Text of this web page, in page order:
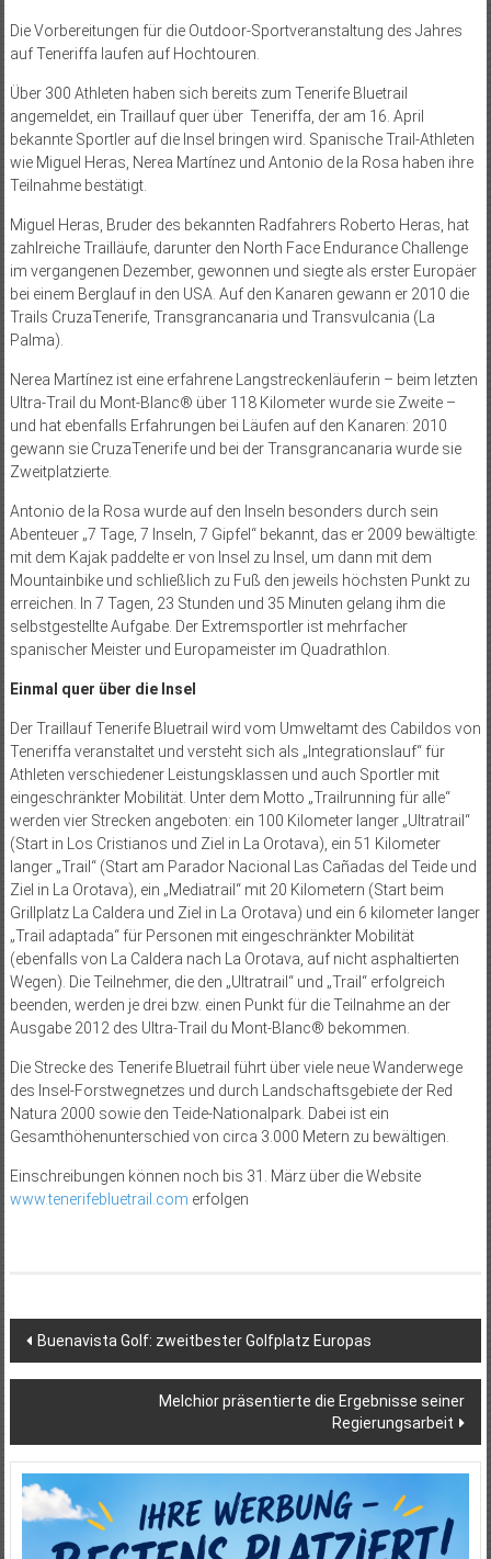
Die Vorbereitungen für die Outdoor-Sportveranstaltung des Jahres
auf Teneriffa laufen auf Hochtouren.
Über 300 Athleten haben sich bereits zum Tenerife Bluetrail
angemeldet, ein Traillauf quer über Teneriffa, der am 16. April
bekannte Sportler auf die Insel bringen wird. Spanische Trail-Athleten
wie Miguel Heras, Nerea Martínez und Antonio de la Rosa haben ihre
Teilnahme bestätigt.
Miguel Heras, Bruder des bekannten Radfahrers Roberto Heras, hat
zahlreiche Trailläufe, darunter den North Face Endurance Challenge
im vergangenen Dezember, gewonnen und siegte als erster Europäer
bei einem Berglauf in den USA. Auf den Kanaren gewann er 2010 die
Trails CruzaTenerife, Transgrancanaria und Transvulcania (La
Palma).
Nerea Martínez ist eine erfahrene Langstreckenläuferin – beim letzten
Ultra-Trail du Mont-Blanc® über 118 Kilometer wurde sie Zweite –
und hat ebenfalls Erfahrungen bei Läufen auf den Kanaren: 2010
gewann sie CruzaTenerife und bei der Transgrancanaria wurde sie
Zweitplatzierte.
Antonio de la Rosa wurde auf den Inseln besonders durch sein
Abenteuer „7 Tage, 7 Inseln, 7 Gipfel“ bekannt, das er 2009 bewältigte:
mit dem Kajak paddelte er von Insel zu Insel, um dann mit dem
Mountainbike und schließ­lich zu Fuß den jeweils höchs­ten Punkt zu
erreichen. In 7 Tagen, 23 Stunden und 35 Minuten gelang ihm die
selbstgestellte Aufgabe. Der Extremsportler ist mehrfacher
spanischer Meister und Europameister im Quadrathlon.
Einmal quer über die Insel
Der Traillauf Tenerife Bluetrail wird vom Umweltamt des Cabildos von
Teneriffa veranstaltet und versteht sich als „Integrationslauf“ für
Athleten verschiedener Leistungsklassen und auch Sportler mit
eingeschränkter Mobilität. Unter dem Motto „Trailrunning für alle“
werden vier Strecken angeboten: ein 100 Kilometer langer „Ultratrail“
(Start in Los Cristianos und Ziel in La Orotava), ein 51 Kilometer
langer „Trail“ (Start am Parador Nacional Las Cañadas del Teide und
Ziel in La Orotava), ein „Mediatrail“ mit 20 Kilometern (Start beim
Grillplatz La Caldera und Ziel in La Orotava) und ein 6 kilometer langer
„Trail adaptada“ für Personen mit eingeschränkter Mobilität
(ebenfalls von La Caldera nach La Orotava, auf nicht asphaltierten
Wegen). Die Teilnehmer, die den „Ultratrail“ und „Trail“ erfolgreich
beenden, werden je drei bzw. einen Punkt für die Teilnahme an der
Ausgabe 2012 des Ultra-Trail du Mont-Blanc® bekommen.
Die Strecke des Tenerife Bluetrail führt über viele neue Wanderwege
des Insel-Forstwegnetzes und durch Landschaftsgebiete der Red
Natura 2000 sowie den Teide-Nationalpark. Dabei ist ein
Gesamthöhenunterschied von circa 3.000 Metern zu bewältigen.
Einschreibungen können noch bis 31. März über die Website
www.tenerifebluetrail.com erfolgen
Beitragsnavigation
Buenavista Golf: zweitbester Golfplatz Europas
Melchior präsentierte die Ergebnisse seiner
Regierungsarbeit